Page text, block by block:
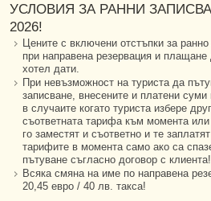
УСЛОВИЯ ЗА РАННИ
2026!
Цените с включени отстъпки за
при направена резервация и плащане
хотел дати.
При невъзможност на туриста да
записване, внесените и платени
в случаите когато туриста избере
съответната тарифа към момента
го заместят и съответно и те
тарифите в момента само ако са
пътуване съгласно договор с клиента!
Всяка смяна на име по направена
20,45 евро / 40 лв. такса!